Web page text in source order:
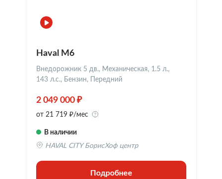
Haval M6
Внедорожник 5 дв., Механическая, 1.5 л.,
143 л.с., Бензин, Передний
2 049 000 ₽
от 21 719 ₽/мес
В наличии
HAVAL CITY БорисХоф центр
Подробнее